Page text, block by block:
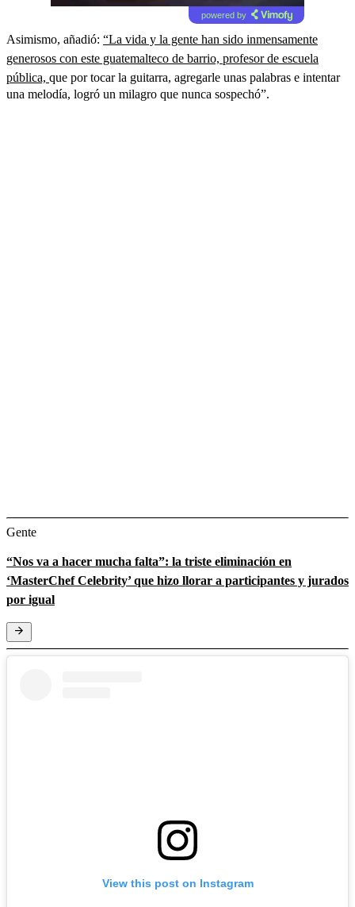
powered by
Asimismo, añadió: “La vida y la gente han sido inmensamente
generosos con este guatemalteco de barrio, profesor de escuela
pública, que por tocar la guitarra, agregarle unas palabras e intentar
una melodía, logró un milagro que nunca sospechó”.
Gente
“Nos va a hacer mucha falta”: la triste eliminación en
‘MasterChef Celebrity’ que hizo llorar a participantes y jurados
por igual
View this post on Instagram